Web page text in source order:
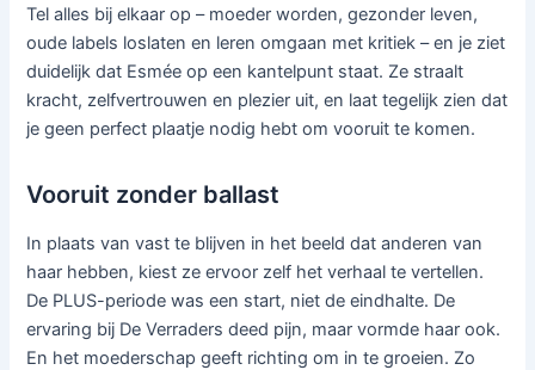
Tel alles bij elkaar op – moeder worden, gezonder leven,
oude labels loslaten en leren omgaan met kritiek – en je ziet
duidelijk dat Esmée op een kantelpunt staat. Ze straalt
kracht, zelfvertrouwen en plezier uit, en laat tegelijk zien dat
je geen perfect plaatje nodig hebt om vooruit te komen.
Vooruit zonder ballast
In plaats van vast te blijven in het beeld dat anderen van
haar hebben, kiest ze ervoor zelf het verhaal te vertellen.
De PLUS-periode was een start, niet de eindhalte. De
ervaring bij De Verraders deed pijn, maar vormde haar ook.
En het moederschap geeft richting om in te groeien. Zo